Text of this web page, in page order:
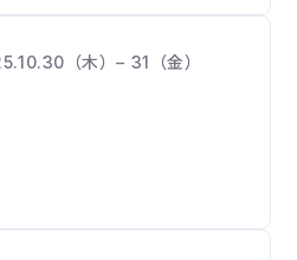
（木）– 31（金）